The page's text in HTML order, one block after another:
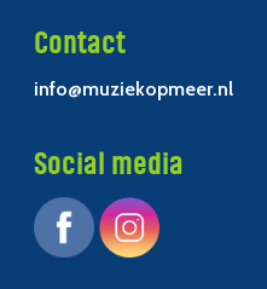
Contact
info@muziekopmeer.nl
Social media